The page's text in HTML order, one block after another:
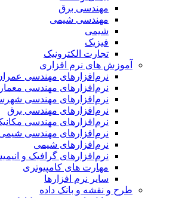
مهندسی برق
مهندسی شیمی
شیمی
فیزیک
تجارت الکترونیک
آموزش های نرم افزاری
نرم‌افزارهای مهندسی عمران
نرم‌افزارهای مهندسی معماری
نرم‌افزارهای مهندسی شهرسازی
نرم‌افزارهای مهندسی برق
نرم‌افزارهای مهندسی مکانیک
نرم‌افزارهای مهندسی شیمی
نرم‌افزارهای شیمی
نرم‌افزارهای گرافیک و انیمیشن
مهارت های کامپیوتری
سایر نرم افزارها
طرح و نقشه و بانک داده